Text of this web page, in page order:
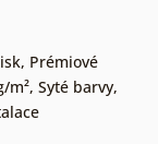
, Prémiové
m², Syté barvy,